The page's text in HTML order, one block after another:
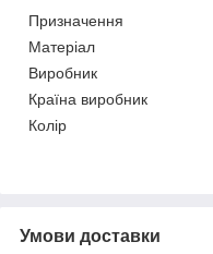
Призначення
Матеріал
Виробник
Країна виробник
Колір
Умови доставки